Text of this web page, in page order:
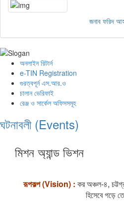
জনাব ফরিদ
অনলাইন রিটার্ন
e-TIN Registration
গুরত্বপূর্ন এস.আর.ও
চালান ভেরিফাই
রেঞ্জ ও সার্কেল অফিসসমূহ
ঘটনাবলী (Events)
মিশন অ্যান্ড ভিশন
রূপকল্প (Vision) : কর অঞ্চল-৪,
হিসেবে গড়ে